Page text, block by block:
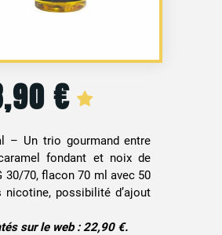
€
– Un trio gourmand entre
fondant et noix de
30/70, flacon 70 ml avec 50
nicotine, possibilité d’ajout
sur le web : 22,90 €.